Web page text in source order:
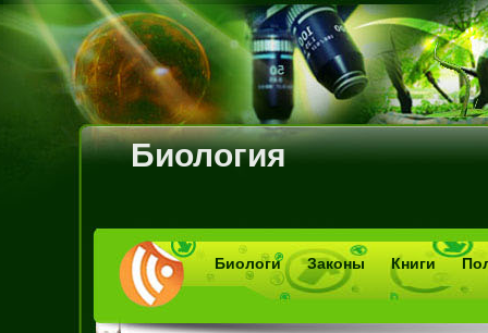
Биология
Биологи Законы Книги